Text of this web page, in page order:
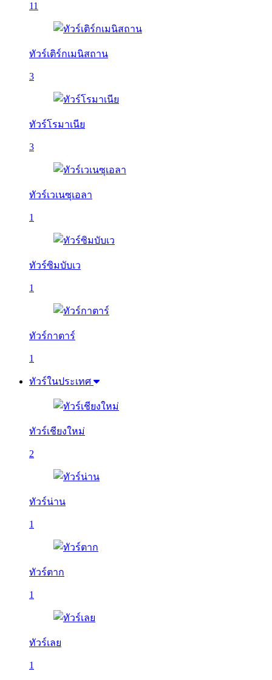
11
ทัวร์เติร์กเมนิสถาน
3
ทัวร์โรมาเนีย
3
ทัวร์เวเนซุเอลา
1
ทัวร์ซิมบับเว
1
ทัวร์กาตาร์
1
ทัวร์ในประเทศ
ทัวร์เชียงใหม่
2
ทัวร์น่าน
1
ทัวร์ตาก
1
ทัวร์เลย
1